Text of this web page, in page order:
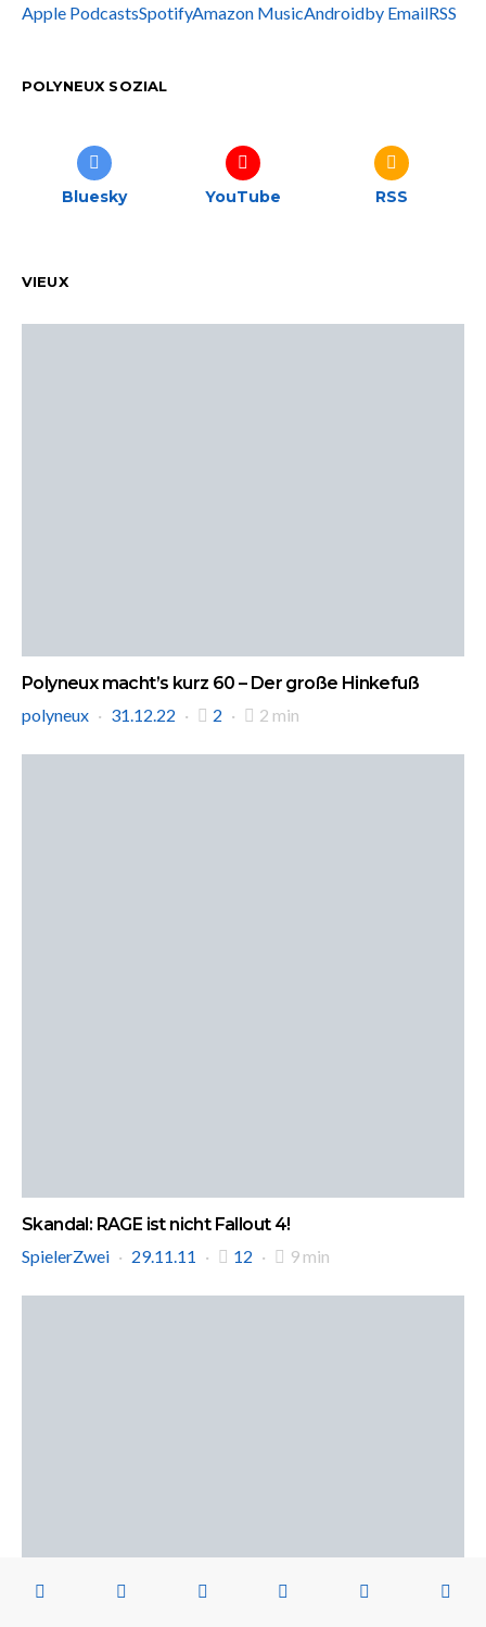
Apple PodcastsSpotifyAmazon MusicAndroidby EmailRSS
POLYNEUX SOZIAL
Bluesky YouTube RSS
VIEUX
Polyneux macht’s kurz 60 – Der große Hinkefuß
polyneux
31.12.22 2 2 min
Skandal: RAGE ist nicht Fallout 4!
SpielerZwei
29.11.11 12 9 min